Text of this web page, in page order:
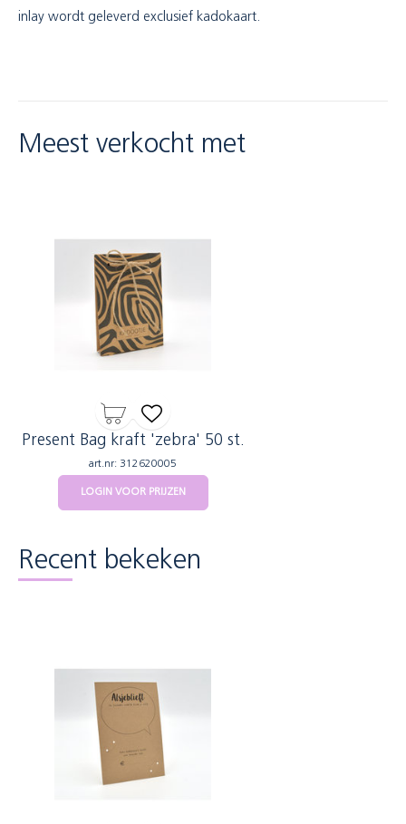
inlay wordt geleverd exclusief kadokaart.
Meest verkocht met
Present Bag kraft 'zebra' 50 st.
art.nr: 312620005
LOGIN VOOR PRIJZEN
Recent bekeken